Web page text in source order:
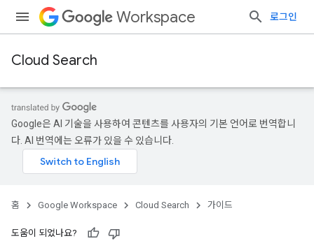
Workspace 로그인
Cloud Search
Google은 AI 기술을 사용하여 콘텐츠를 사용자의 기본 언어로 번역합니
다. AI 번역에는 오류가 있을 수 있습니다.
홈 Google Workspace Cloud Search 가이드
도움이 되었나요?